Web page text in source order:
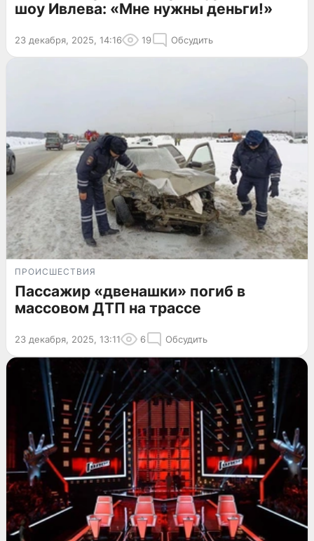
шоу Ивлева: «Мне нужны деньги!»
23 декабря, 2025, 14:16 19 Обсудить
ПРОИСШЕСТВИЯ
Пассажир «двенашки» погиб в
массовом ДТП на трассе
23 декабря, 2025, 13:11 6 Обсудить